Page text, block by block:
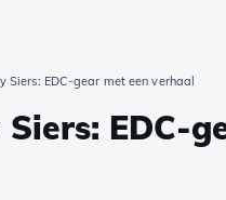
Siers: EDC-gear met een verhaal
EDC-